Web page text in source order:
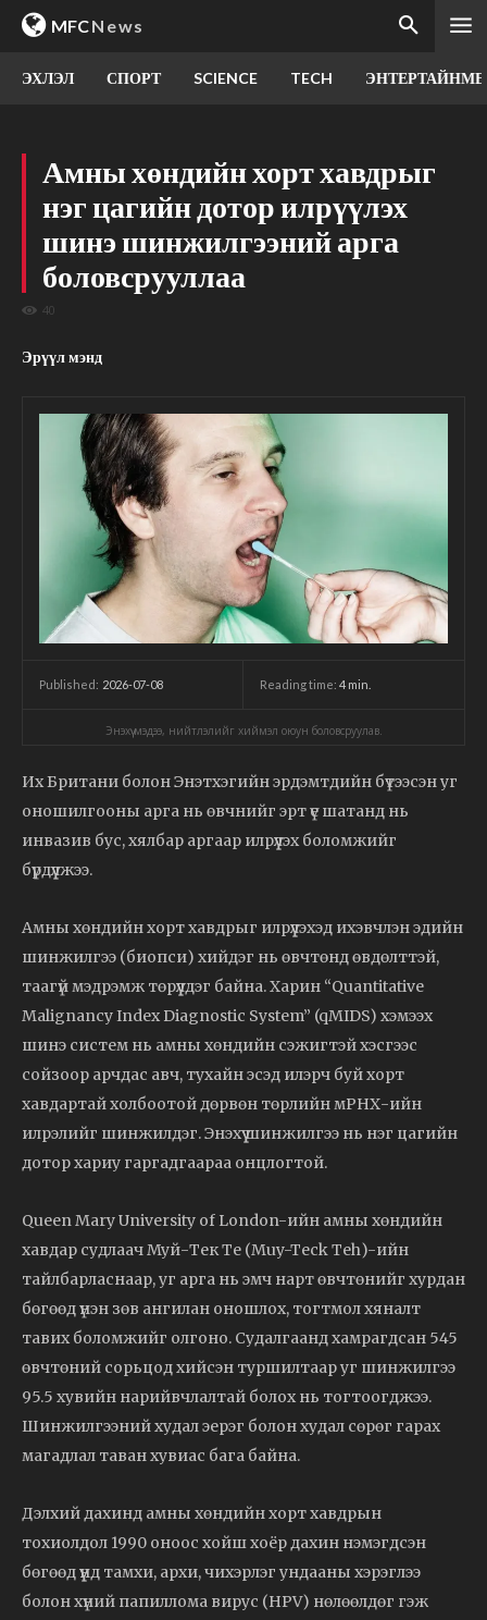
MFCNews
ЭХЛЭЛ СПОРТ SCIENCE TECH
Амны хөндийн хорт хавдрыг
нэг цагийн дотор илрүүлэх
шинэ шинжилгээний арга
боловсрууллаа
40
Эрүүл мэнд
Published: 2026-07-08 Reading time: 4 min.
Энэхүү мэдээ, нийтлэлийг хиймэл оюун боловсруулав.
Их Британи болон Энэтхэгийн эрдэмтдийн бүтээсэн уг
оношилгооны арга нь өвчнийг эрт үе шатанд нь
инвазив бус, хялбар аргаар илрүүлэх боломжийг
бүрдүүлжээ.
Амны хөндийн хорт хавдрыг илрүүлэхэд ихэвчлэн эдийн
шинжилгээ (биопси) хийдэг нь өвчтөнд өвдөлттэй,
таагүй мэдрэмж төрүүлдэг байна. Харин “Quantitative
Malignancy Index Diagnostic System” (qMIDS) хэмээх
шинэ систем нь амны хөндийн сэжигтэй хэсгээс
сойзоор арчдас авч, тухайн эсэд илэрч буй хорт
хавдартай холбоотой дөрвөн төрлийн мРНХ-ийн
илрэлийг шинжилдэг. Энэхүү шинжилгээ нь нэг цагийн
дотор хариу гаргадгаараа онцлогтой.
Queen Mary University of London-ийн амны хөндийн
хавдар судлаач Муй-Тек Те (Muy-Teck Teh)-ийн
тайлбарласнаар, уг арга нь эмч нарт өвчтөнийг хурдан
бөгөөд үнэн зөв ангилан оношлох, тогтмол хяналт
тавих боломжийг олгоно. Судалгаанд хамрагдсан 545
өвчтөний сорьцод хийсэн туршилтаар уг шинжилгээ
95.5 хувийн нарийвчлалтай болох нь тогтоогджээ.
Шинжилгээний худал эерэг болон худал сөрөг гарах
магадлал таван хувиас бага байна.
Дэлхий дахинд амны хөндийн хорт хавдрын
тохиолдол 1990 оноос хойш хоёр дахин нэмэгдсэн
бөгөөд үүнд тамхи, архи, чихэрлэг ундааны хэрэглээ
болон хүний папиллома вирус (HPV) нөлөөлдөг гэж